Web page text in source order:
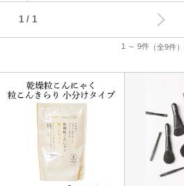
1 ～ 9件 （全9件）
1